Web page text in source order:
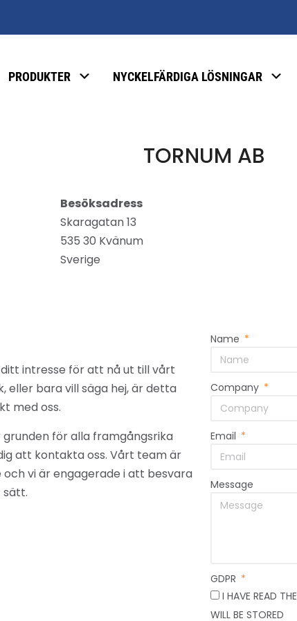
PRODUKTER NYCKELFÄRDIGA LÖSNINGAR
TORNUM AB
Besöksadress
Skaragatan 13
535 30 Kvänum
Sverige
intresse för att nå ut till vårt
eller bara vill säga hej, är detta
med oss.
för alla framgångsrika
att kontakta oss. Vårt team är
vi är engagerade i att besvara
Name
Company
Email
Message
GDPR
I HAVE READ THE
WILL BE STORED